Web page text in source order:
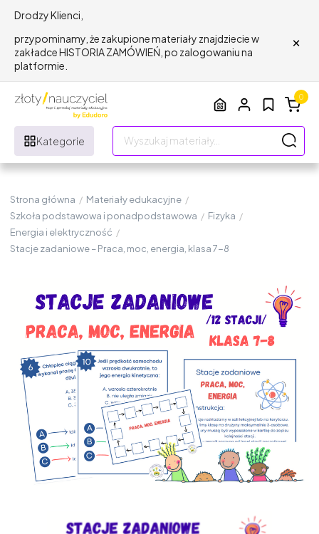
Drodzy Klienci,
przypominamy, że zakupione materiały znajdziecie w
zakładce HISTORIA ZAMÓWIEŃ, po zalogowaniu na
platformie.
×
Kategorie
0
Strona główna / Materiały edukacyjne /
Szkoła podstawowa i ponadpodstawowa / Fizyka /
Energia i elektryczność /
Stacje zadaniowe – Praca, moc, energia, klasa 7-8